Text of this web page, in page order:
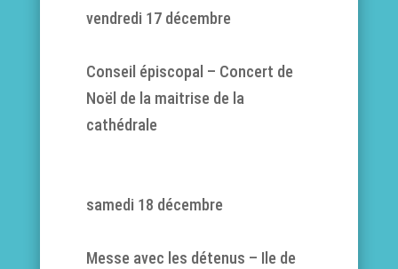
vendredi 17 décembre
Conseil épiscopal – Concert de
Noël de la maitrise de la
cathédrale
samedi 18 décembre
Messe avec les détenus – Ile de